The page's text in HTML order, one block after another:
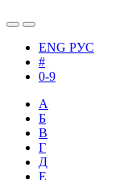
ENG РУС
#
0-9
А
Б
В
Г
Д
Е